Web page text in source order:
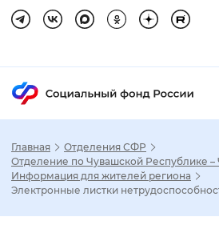
Настройка режима
Главная
Отделения СФР
Отделение по Чувашской Республике
Информация для жителей региона
Электронные листки